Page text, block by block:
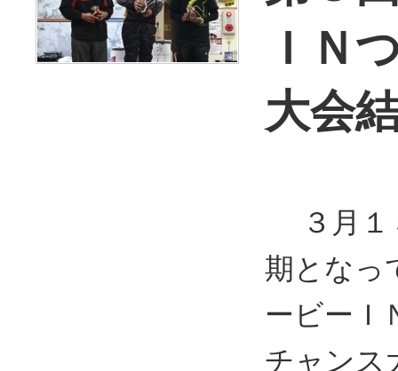
ＩＮ
大会
３月１
期となっ
ービーＩ
チャンス